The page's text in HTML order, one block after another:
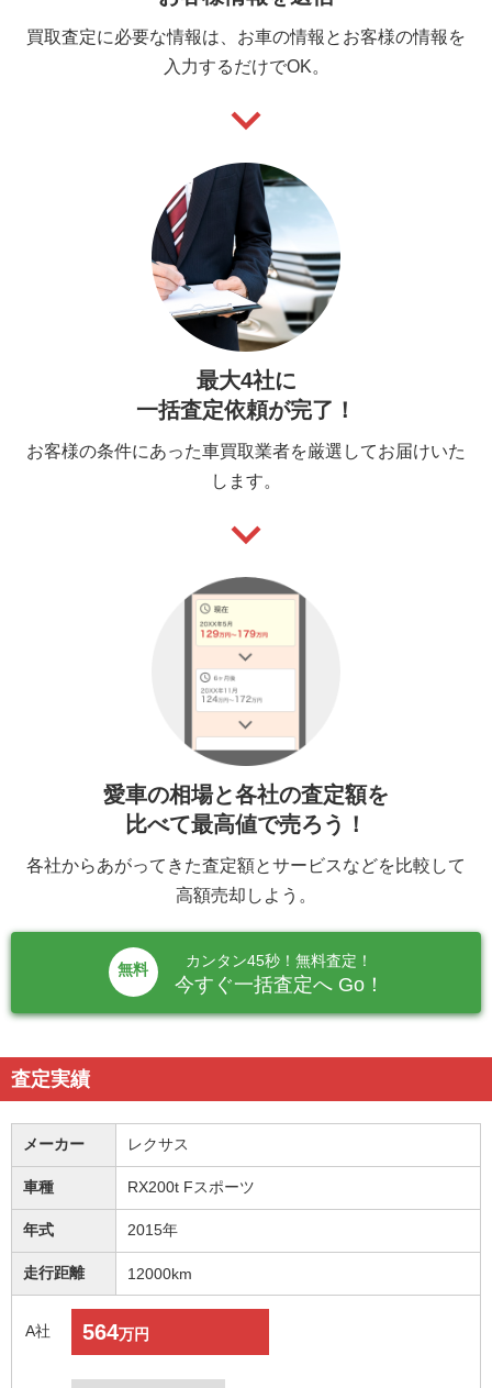
買取査定に必要な情報は、お車の情報とお客様の情報を
入力するだけでOK。
keyboard_arrow_down
最大4社に
一括査定依頼が完了！
お客様の条件にあった車買取業者を厳選してお届けいた
します。
keyboard_arrow_down
愛車の相場と各社の査定額を
比べて最高値で売ろう！
各社からあがってきた査定額とサービスなどを比較して
高額売却しよう。
無料
カンタン45秒！無料査定！
今すぐ一括査定へ Go！
査定実績
メーカー レクサス
車種 RX200t Fスポーツ
年式 2015年
走行距離 12000km
A社 564万円